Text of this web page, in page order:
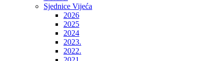
Sjednice Vijeća
2026
2025
2024
2023.
2022.